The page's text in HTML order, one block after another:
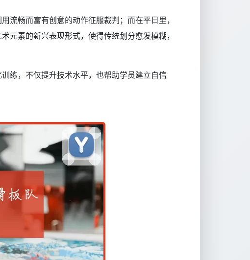
流畅而富有创意的动作征服裁判；而在平日里，
元素的新兴表现形式，使得传统划分愈发模糊，
练，不仅提升技术水平，也帮助学员建立自信